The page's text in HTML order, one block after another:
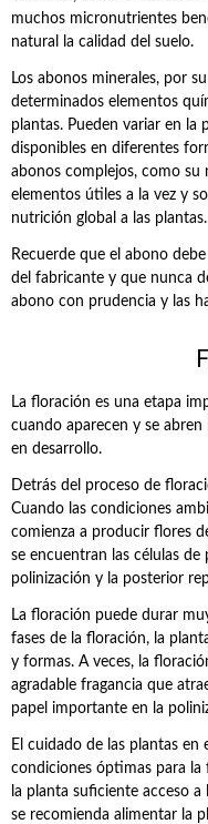
muchos micronutrientes
natural la calidad del suelo.
Los abonos minerales, por
determinados elementos
plantas. Pueden variar en la
disponibles en diferentes
abonos complejos, como
elementos útiles a la vez y
nutrición global a las plantas.
Recuerde que el abono
del fabricante y que nunca
abono con prudencia y las
La floración es una etapa
cuando aparecen y se abren
en desarrollo.
Detrás del proceso de
Cuando las condiciones
comienza a producir flores
se encuentran las células de
polinización y la posterior
La floración puede durar
fases de la floración, la
y formas. A veces, la
agradable fragancia que
papel importante en la
El cuidado de las plantas en
condiciones óptimas para
la planta suficiente acceso a
se recomienda alimentar la